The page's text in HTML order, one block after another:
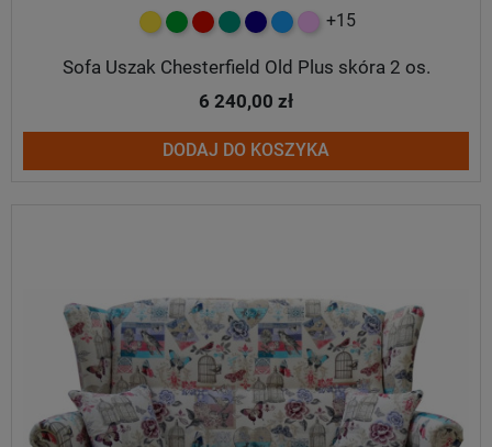
żółtyzielonyczerwony
turkusowy
granatowy
niebieski
różowy
+15
Sofa Uszak Chesterfield Old Plus skóra 2 os.
6 240,00 zł
DODAJ DO KOSZYKA